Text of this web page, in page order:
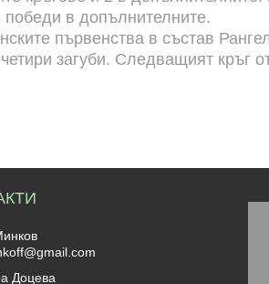
в допълнителните.
първенства в състав
загуби. Следващият кръг
Доцева